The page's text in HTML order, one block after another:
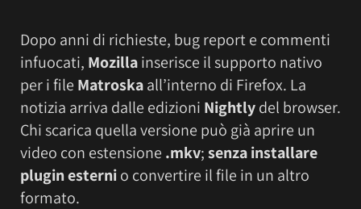
Dopo anni di richieste, bug report e commenti
infuocati, Mozillainserisce il supporto nativo
per i file Matroskaall’interno di Firefox. La
notizia arriva dalle edizioni Nightlydel browser.
Chi scarica quella versione può già aprire un
video con estensione .mkv;senza installare
plugin esternio convertire il file in un altro
formato.